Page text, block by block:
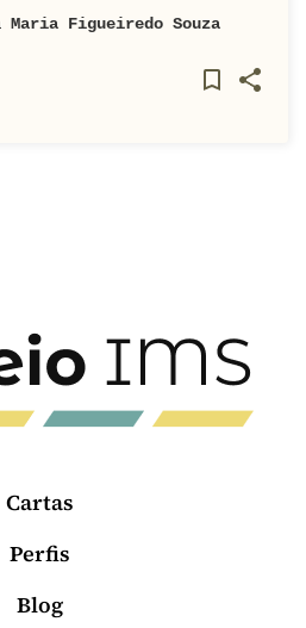
Maria Figueiredo Souza
Cartas
Perfis
Blog